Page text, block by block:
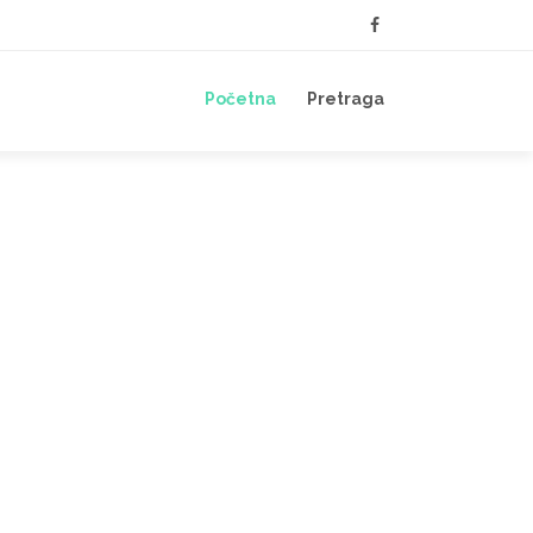
Početna Pretraga